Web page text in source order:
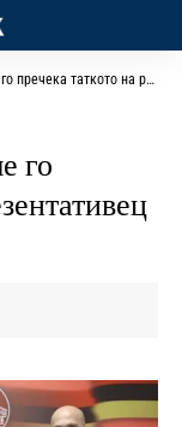
на репрезентативец на Албанија
го